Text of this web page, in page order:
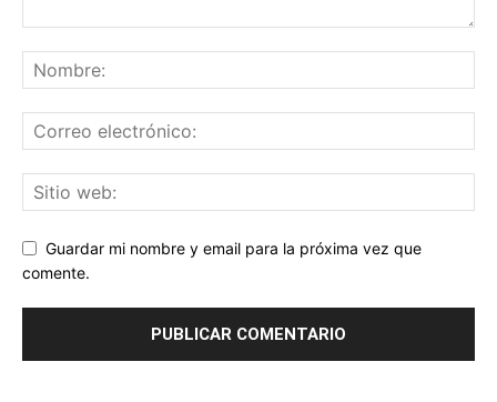
Guardar mi nombre y email para la próxima vez que
comente.